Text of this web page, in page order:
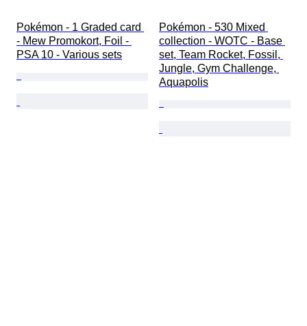
Pokémon - 1 Graded card
- Mew Promokort, Foil -
PSA 10 - Various sets
Pokémon - 530 Mixed
collection - WOTC - Base
set, Team Rocket, Fossil,
Jungle, Gym Challenge,
Aquapolis